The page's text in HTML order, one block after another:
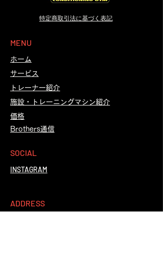
特定商取引法に基づく表記
MENU
ホーム
​サービス
​トレーナー紹介
​施設・トレーニングマシン紹介
​価格
Brothers通信
SOCIAL
INSTAGRAM
ADDRESS